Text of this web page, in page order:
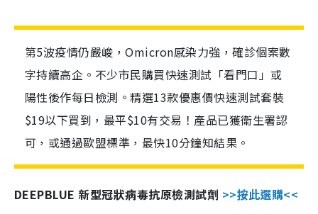
第5波疫情仍嚴峻，Omicron感染力強，確診個案數
字持續高企。不少市民購買快速測試「看門口」或
陽性後作每日檢測。精選13款優惠價快速測試套裝
$19以下買到，最平$10有交易！產品已獲衛生署認
可，或通過歐盟標準，最快10分鐘知結果。
DEEPBLUE 新型冠狀病毒抗原檢測試劑 >>按此選購<<